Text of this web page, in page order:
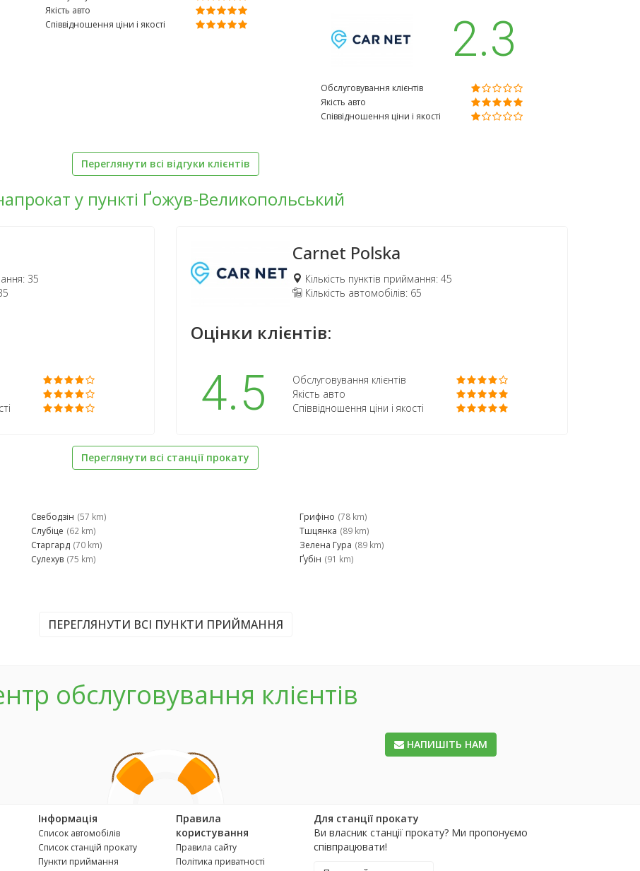
Якість авто
Співвідношення ціни і якості
2.3
Обслуговування клієнтів
Якість авто
Співвідношення ціни і якості
Переглянути всі відгуки клієнтів
у пункті Ґожув-Великопольський
35
Carnet Polska
Кількість пунктів приймання: 45
Кількість автомобілів: 65
Оцінки клієнтів:
4.5
Обслуговування клієнтів
Якість авто
Співвідношення ціни і якості
Переглянути всі станції прокату
Свебодзін (57 km)
Слубіце (62 km)
Старгард (70 km)
Сулехув (75 km)
Грифіно (78 km)
Тшцянка (89 km)
Зелена Гура (89 km)
Ґубін (91 km)
ПЕРЕГЛЯНУТИ ВСІ ПУНКТИ ПРИЙМАННЯ
обслуговування клієнтів
НАПИШІТЬ НАМ
Інформація
Список автомобілів
Список станцій прокату
Пункти приймання
Правила
користування
Правила сайту
Політика приватності
Для станції прокату
Ви власник станції прокату? Ми пропонуємо
співпрацювати!